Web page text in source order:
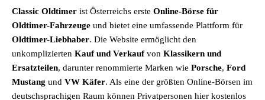
Classic Oldtimer ist Österreichs erste Online-Börse für
Oldtimer-Fahrzeuge und bietet eine umfassende Plattform für
Oldtimer-Liebhaber. Die Website ermöglicht den
unkomplizierten Kauf und Verkaufvon Klassikern und
Ersatzteilen, darunter renommierte Marken wie Porsche, Ford
Mustang und VW Käfer. Als eine der größten Online-Börsen im
deutschsprachigen Raum können Privatpersonen hier kostenlos